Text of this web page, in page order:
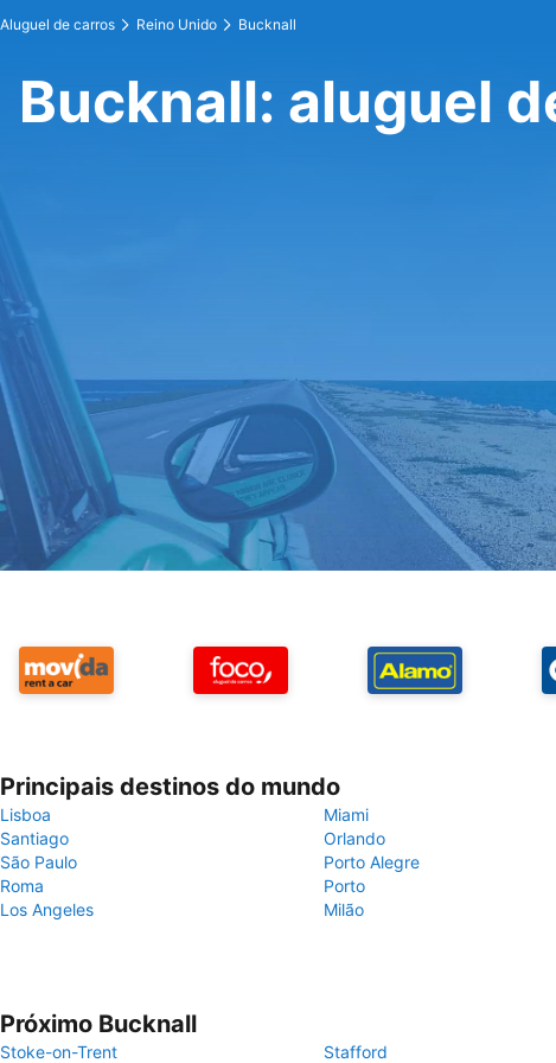
Aluguel de carros Reino Unido Bucknall
Bucknall: aluguel
Principais destinos do mundo
Lisboa
Miami
Santiago
Orlando
São Paulo
Porto Alegre
Roma
Porto
Los Angeles
Milão
Próximo Bucknall
Stoke-on-Trent Stafford